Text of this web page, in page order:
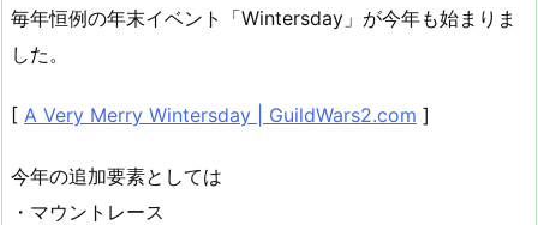
毎年恒例の年末イベント「Wintersday」が今年も始まりま
した。
[ A Very Merry Wintersday | GuildWars2.com ]
今年の追加要素としては
・マウントレース